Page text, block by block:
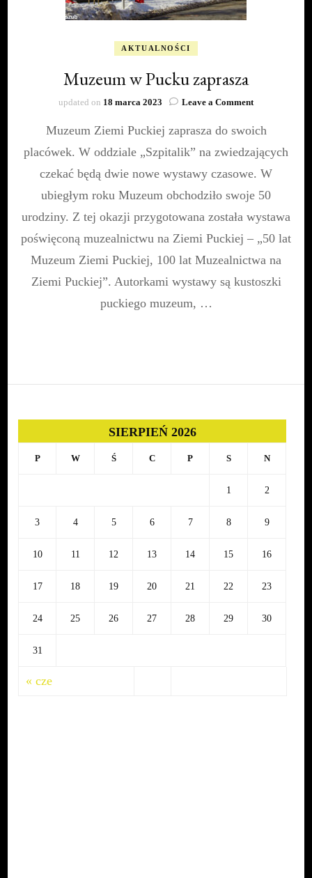
AKTUALNOŚCI
Muzeum w Pucku zaprasza
updated on 18 marca 2023 Leave a Commenton
w
zaprasza
Muzeum Ziemi Puckiej zaprasza do swoich
placówek. W oddziale „Szpitalik” na zwiedzających
czekać będą dwie nowe wystawy czasowe. W
ubiegłym roku Muzeum obchodziło swoje 50
urodziny. Z tej okazji przygotowana została wystawa
poświęconą muzealnictwu na Ziemi Puckiej – „50 lat
Muzeum Ziemi Puckiej, 100 lat Muzealnictwa na
Ziemi Puckiej”. Autorkami wystawy są kustoszki
puckiego muzeum, …
SIERPIEŃ 2026
P W Ś C P S N
1 2
3 4 5 6 7 8 9
10 11 12 13 14 15 16
17 18 19 20 21 22 23
24 25 26 27 28 29 30
31
« cze